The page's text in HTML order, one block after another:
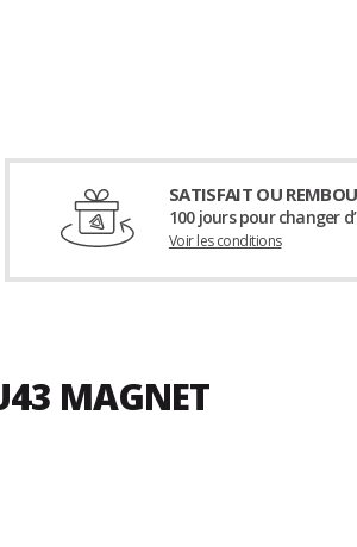
SATISFAIT OU
100 jours pour changer
Voir les conditions
MAGNET